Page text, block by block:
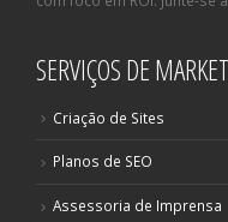
SERVIÇOS DE
Criação de Sites
Planos de SEO
Assessoria de Imprensa